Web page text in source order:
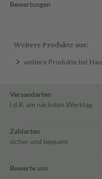
Bewertungen
Weitere Produkte aus:
weitere Produkte bei
Versandarten
i.d.R. am nächsten Werktag
Zahlarten
sicher und bequem
Bewerte uns